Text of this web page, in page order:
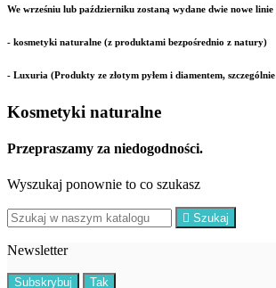
We wrześniu lub październiku zostaną wydane dwie nowe
- kosmetyki naturalne (z produktami bezpośrednio z natury)
- Luxuria (Produkty ze złotym pyłem i diamentem,
Kosmetyki naturalne
Przepraszamy za niedogodności.
Wyszukaj ponownie to co szukasz
 Szukaj
Newsletter